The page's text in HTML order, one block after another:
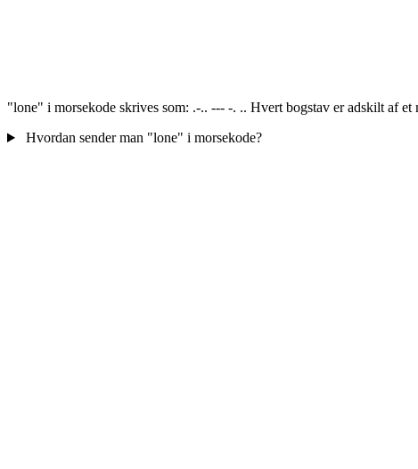
"lone" i morsekode skrives som: .-.. --- -. .. Hvert bogstav er adskilt af
Hvordan sender man "lone" i morsekode?